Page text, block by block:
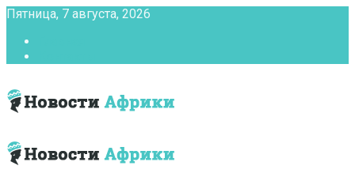
Пятница, 7 августа, 2026